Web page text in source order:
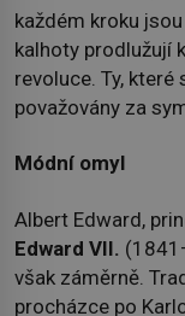
každém kroku
kalhoty prodlužují
revoluce. Ty, které
považovány za
Módní omyl
Albert Edward,
Edward VII.
však záměrně.
procházce po